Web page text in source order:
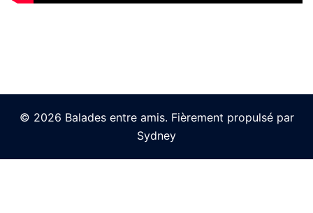
© 2026 Balades entre amis. Fièrement propulsé par
Sydney